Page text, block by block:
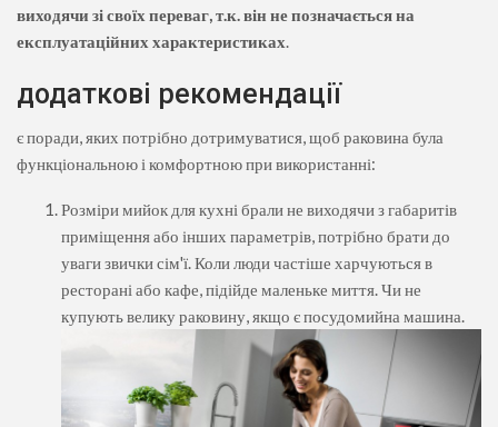
виходячи зі своїх переваг, т.к. він не позначається на
експлуатаційних характеристиках.
додаткові рекомендації
є поради, яких потрібно дотримуватися, щоб раковина була
функціональною і комфортною при використанні:
Розміри мийок для кухні брали не виходячи з габаритів
приміщення або інших параметрів, потрібно брати до
уваги звички сім'ї. Коли люди частіше харчуються в
ресторані або кафе, підійде маленьке миття. Чи не
купують велику раковину, якщо є посудомийна машина.